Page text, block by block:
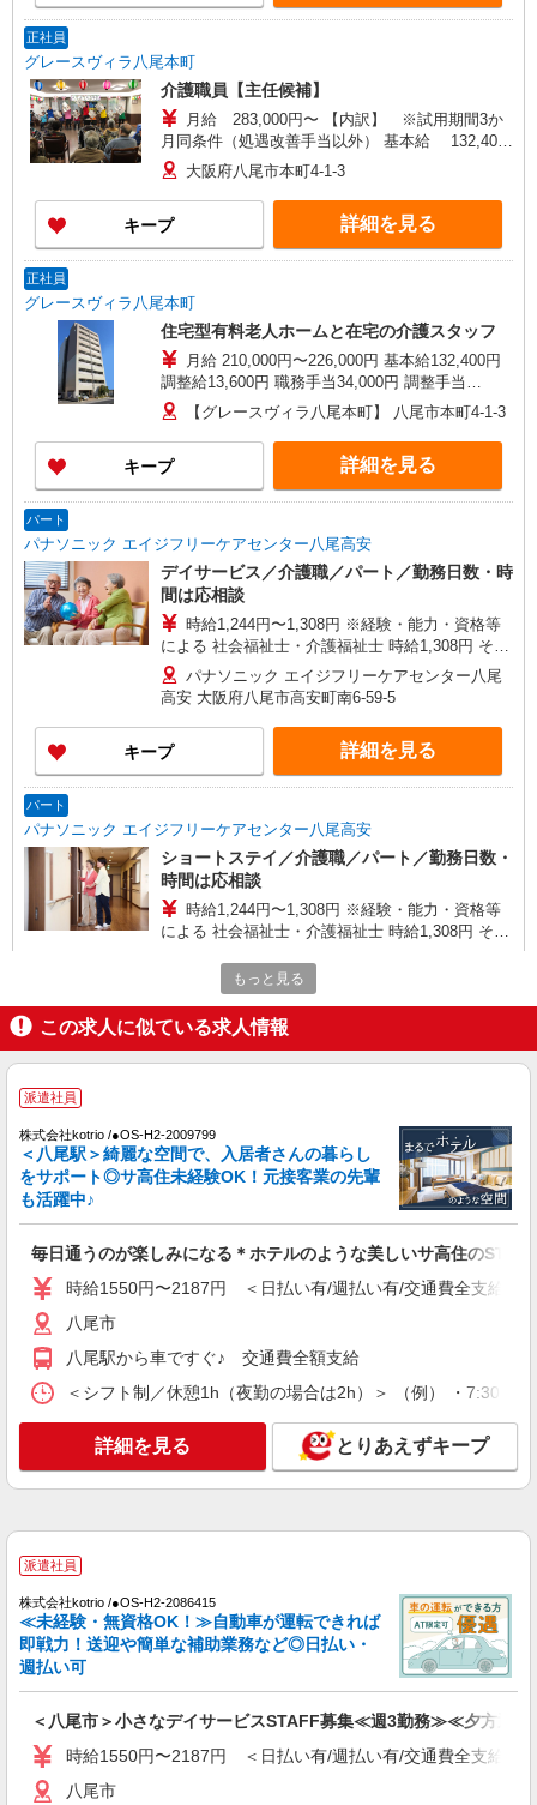
正社員
グレースヴィラ八尾本町
介護職員【主任候補】
月給 283,000円〜 【内訳】 ※試用期間3か
月同条件（処遇改善手当以外） 基本給 132,400
円 調整給 13,600円 職務手当 42,000円 責任者手当
45,000円 調整手当 20,000円 資格手当 10,000
円（介護福祉士資格保有者に限る） 処遇改善手当
20,000円〜（※処遇改善手当のみ試用期間経過後
より支給） ※処遇改善手当の金額は、一例となり
大阪府八尾市本町4-1-3
キープ 詳細を見る
正社員
グレースヴィラ八尾本町
住宅型有料老人ホームと在宅の介護スタッフ
月給 210,000円〜226,000円 基本給132,400円
調整給13,600円 職務手当34,000円 調整手当
20,000円 資格手当10,000円（介護福祉士資格保有
者） 試用期間3か月経過後：処遇改善手当16,000
円〜 交通費規定支給：上限25,000円/月 昇給年1回
（4月） 賞与2回（7月・12月/前年度実績2.5ヶ月
分） 年末年始出勤手当
【グレースヴィラ八尾本町】 八尾市本町4-1-3
キープ 詳細を見る
パート
パナソニック エイジフリーケアセンター八尾高安
デイサービス／介護職／パート／勤務日数・時
間は応相談
時給1,244円〜1,308円 ※経験・能力・資格等
による 社会福祉士・介護福祉士 時給1,308円 その
他資格 時給1,244円 ※一律処遇改善加算含む 〇時
間外勤務手当 〇土日祝勤務手当 〇無事故無違反表
彰金 〇年末年始勤務手当
パナソニック エイジフリーケアセンター八尾
高安 大阪府八尾市高安町南6-59-5
キープ 詳細を見る
パート
パナソニック エイジフリーケアセンター八尾高安
ショートステイ／介護職／パート／勤務日数・
時間は応相談
時給1,244円〜1,308円 ※経験・能力・資格等
による 社会福祉士・介護福祉士 時給1,308円 その
間外勤務手当 〇土日祝勤務手当 〇夜勤手当 〇深
夜勤務手当 〇無事故無違反表彰金 〇年末年始勤務
手当 〇早朝7:00〜8:00/夜間18:00〜20:00は時給
25％UP
パナソニック エイジフリーケアセンター八尾
高安 大阪府八尾市高安町南6-59-5
キープ
パート
ショートステイ／介護職／夜勤専従／パート
時給1,244円〜1,308円 ※経験・能力・資格等
による 社会福祉士・介護福祉士 時給1,308円 その
他資格 時給1,244円 ※一律処遇改善加算含む 〇時
事故無違反表彰金 〇年末年始勤務手当
パナソニック エイジフリーケアセンター八尾
高安 大阪府八尾市高安町南6-59-5
キープ 詳細を見る
派遣社員
株式会社kotrio /●OS-H2-2009799
毎日通うのが楽しみになる＊ホテルのような美
しいサ高住のSTAFF
時給1550円〜2187円 ＜日払い有/週払い有/交
アルバイト パート
デイサービス ソラスト八尾/2780000076-001
介護職員（ヘルパー）（役職なし）
大阪府八尾市木の本2-8-1
もっと見る
この求人に似ている求人情報
派遣社員
株式会社kotrio /●OS-H2-2009799
＜八尾駅＞綺麗な空間で、入居者さんの暮らし
をサポート◎サ高住未経験OK！元接客業の先輩
も活躍中♪
毎日通うのが楽しみになる＊ホテルのような美しいサ高住のSTAFF
時給1550円〜2187円 ＜日払い有/週払い有/交通費全支給(ガ
八尾市
八尾駅から車ですぐ♪ 交通費全額支給
＜シフト制／休憩1h（夜勤の場合は2h）＞ （例） ・7:30
詳細を見る とりあえずキープ
派遣社員
株式会社kotrio /●OS-H2-2086415
≪未経験・無資格OK！≫自動車が運転できれば
即戦力！送迎や簡単な補助業務など◎日払い・
週払い可
＜八尾市＞小さなデイサービスSTAFF募集≪週3勤務≫≪夕方退
時給1550円〜2187円 ＜日払い有/週払い有/交通費全支給(ガ
八尾市